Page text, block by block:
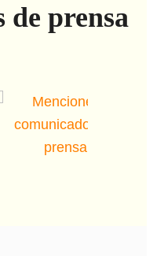
de prensa